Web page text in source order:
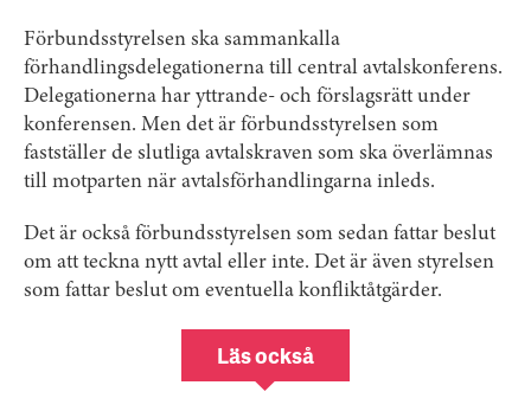
Förbundsstyrelsen ska sammankalla
förhandlingsdelegationerna till central avtalskonferens.
Delegationerna har yttrande- och förslagsrätt under
konferensen. Men det är förbundsstyrelsen som
fastställer de slutliga avtalskraven som ska överlämnas
till motparten när avtalsförhandlingarna inleds.
Det är också förbundsstyrelsen som sedan fattar beslut
om att teckna nytt avtal eller inte. Det är även styrelsen
som fattar beslut om eventuella konfliktåtgärder.
Läs också